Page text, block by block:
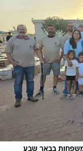
בבאר שבע